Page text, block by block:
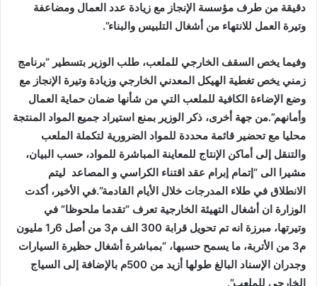
دقيقة من طرف مؤسسة الإنجاز مع زيادة عدد العمال ومضاعفة
وتيرة العمل للانتهاء من أشغال التلبيس والبناء”.
وفيما يخص السقف الخارجي للملعب، طلب الوزير بتسطير “برنامج
زمني يخص تغطية الهيكل المعدني الخارجي وزيادة وتيرة الإنجاز مع
وضع الإضاءة الكافية للملعب التي من شأنها ضمان حماية العمال
وأمانهم”.من جهة أخرى، ذكر الوزير بمنع استيراد جميع المواد المنتجة
محليا مع تحضير قائمة محددة للمواد الضرورية لتكملة الملعب
والتنقل إلى أماكن الإنتاج للمعاينة المباشرة للمواد، حسب البيان،
مشيرا الى “إتمام إبرام عقد اقتناء الكراسي و المصاعد ليتم
الانطلاق في طلاء المدرجات خلال الأيام القادمة”.في الأخير، أكدت
الوزارة ان أشغال التهيئة الخارجية تعرف “تقدما ملحوظا” في
وتيرتها، مبرزة انه تم تحويل قرابة 300 الف م3 من أصل 6ر1 مليون
م3 من الأتربة، ما يسمح حسبها، “بمباشرة أشغال حظيرة السيارات
وجدران الإسناد البالغ طولها أزيد من 500م بالإضافة إلى السياج
الخارجي للملعب”.